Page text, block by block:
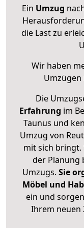
Ein Umzug
die Last zu
Wir haben
Umzügen
Die
Erfahrung im
Taunus und
Umzug von
mit sich bringt.
der Planung
Umzugs. Sie
Möbel und
ein und
Ihrem neuen